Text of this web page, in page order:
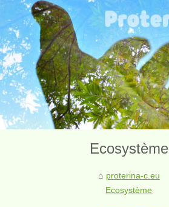
Ecosystème
proterina-c.eu
Ecosystème